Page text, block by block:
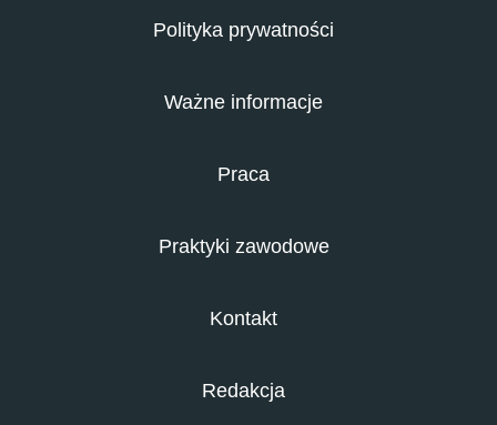
Polityka prywatności
Ważne informacje
Praca
Praktyki zawodowe
Kontakt
Redakcja